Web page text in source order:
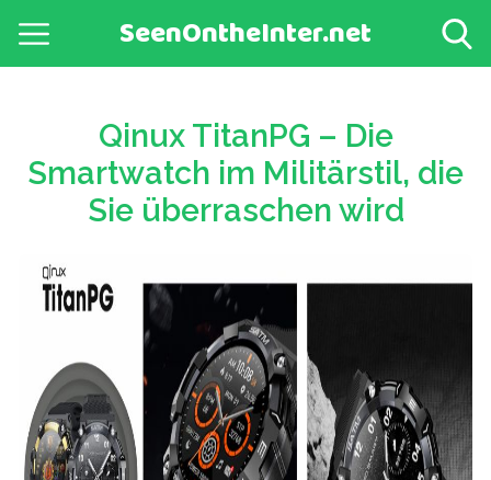
SeenOntheInter.net
Qinux TitanPG – Die
Smartwatch im Militärstil, die
Sie überraschen wird